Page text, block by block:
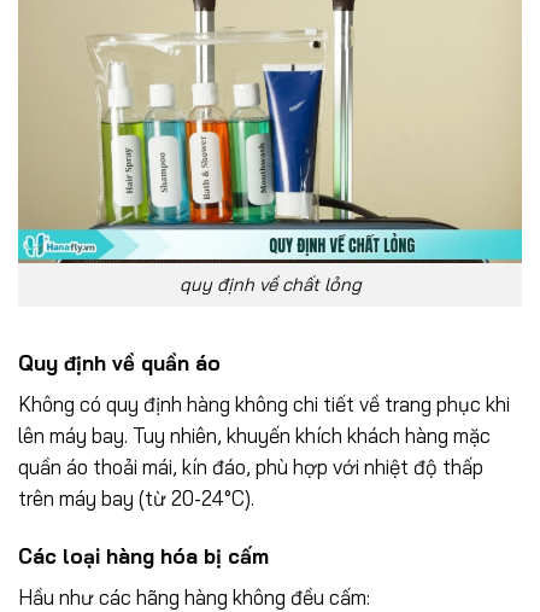
quy định về chất lỏng
Quy định về quần áo
Không có quy định hàng không chi tiết về trang phục khi
lên máy bay. Tuy nhiên, khuyến khích khách hàng mặc
quần áo thoải mái, kín đáo, phù hợp với nhiệt độ thấp
trên máy bay (từ 20-24°C).
Các loại hàng hóa bị cấm
Hầu như các hãng hàng không đều cấm: